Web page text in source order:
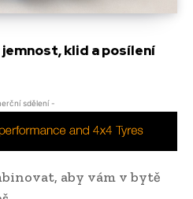
klid a posílení
sdělení -
aby vám v bytě